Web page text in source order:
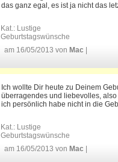
das ganz egal, es ist ja nicht das
Kat.: Lustige
Geburtstagswünsche
am 16/05/2013 von Mac
Ich wollte Dir heute zu Deinem
überragendes und liebevolles,
ich persönlich habe nicht in die
Kat.: Lustige
Geburtstagswünsche
am 16/05/2013 von Mac